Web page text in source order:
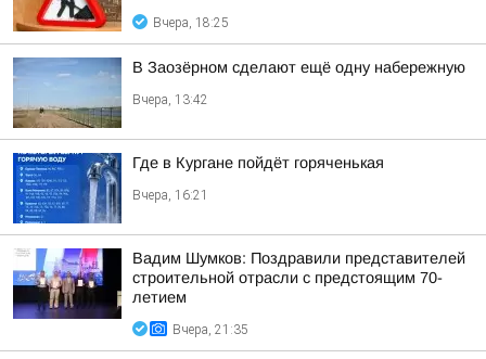
Вчера, 18:25
В Заозёрном сделают ещё одну набережную
Вчера, 13:42
Где в Кургане пойдёт горяченькая
Вчера, 16:21
Вадим Шумков: Поздравили представителей
строительной отрасли с предстоящим 70-
летием
Вчера, 21:35